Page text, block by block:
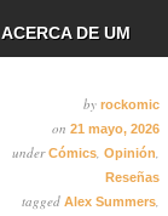
ACERCA DE UM
by rockomic
on 21 mayo, 2026
underCómics Opinión
Reseñas
tagged Alex Summers